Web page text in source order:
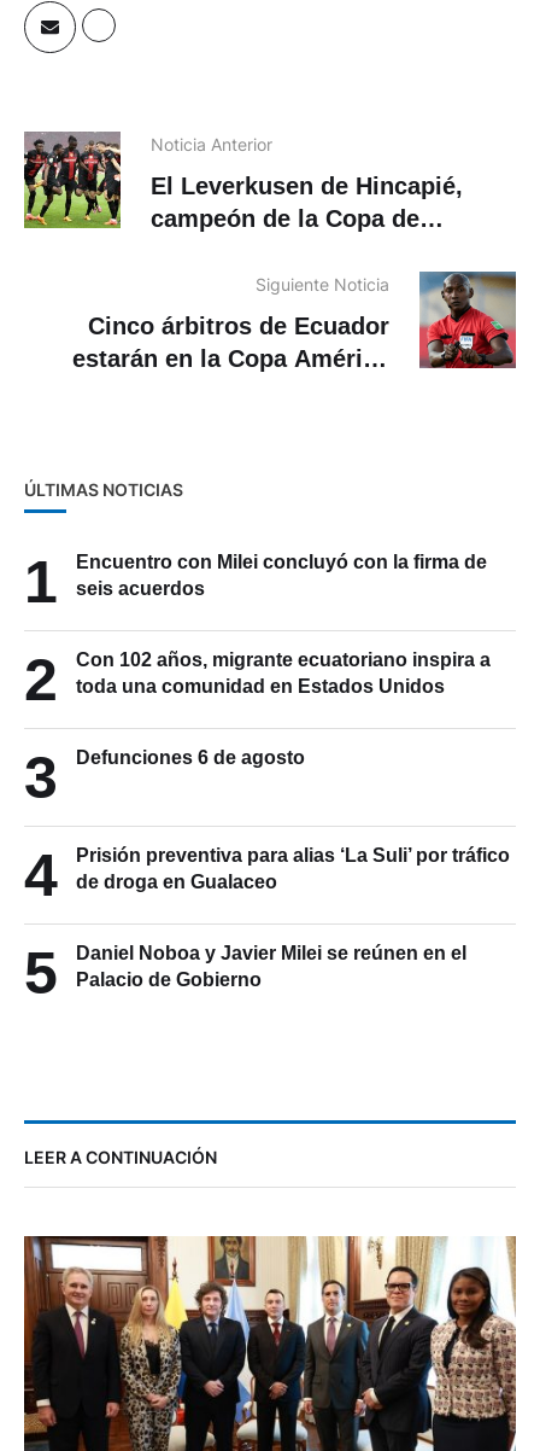
Noticia Anterior
El Leverkusen de Hincapié,
campeón de la Copa de
Siguiente Noticia
Cinco árbitros de Ecuador
estarán en la Copa América
ÚLTIMAS NOTICIAS
1
Encuentro con Milei concluyó con la firma de
seis acuerdos
2
Con 102 años, migrante ecuatoriano inspira a
toda una comunidad en Estados Unidos
3 Defunciones 6 de agosto
4
Prisión preventiva para alias ‘La Suli’ por tráfico
de droga en Gualaceo
5
Daniel Noboa y Javier Milei se reúnen en el
Palacio de Gobierno
LEER A CONTINUACIÓN